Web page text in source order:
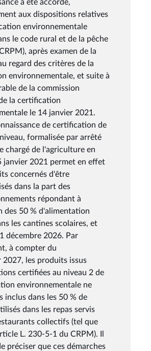
a été accordé,
aux dispositions relatives
environnementale
le code rural et de la pêche
après examen de la
regard des critères de la
environnementale, et suite à
de la commission
la certification
le 14 janvier 2021.
de certification de
formalisée par arrêté
chargé de l'agriculture en
janvier 2021 permet en effet
concernés d'être
dans la part des
répondant à
des 50 % d'alimentation
les cantines scolaires, et
décembre 2026. Par
à compter du
2027, les produits issus
certifiées au niveau 2 de
environnementale ne
inclus dans les 50 % de
dans les repas servis
collectifs (tel que
L. 230-5-1 du CRPM). Il
préciser que ces démarches